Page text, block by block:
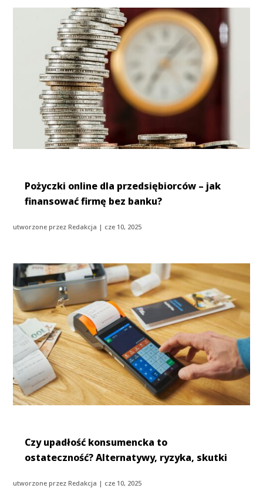
Pożyczki online dla przedsiębiorców – jak
finansować firmę bez banku?
utworzone przezRedakcja | cze 10, 2025
Czy upadłość konsumencka to
ostateczność? Alternatywy, ryzyka, skutki
utworzone przezRedakcja | cze 10, 2025